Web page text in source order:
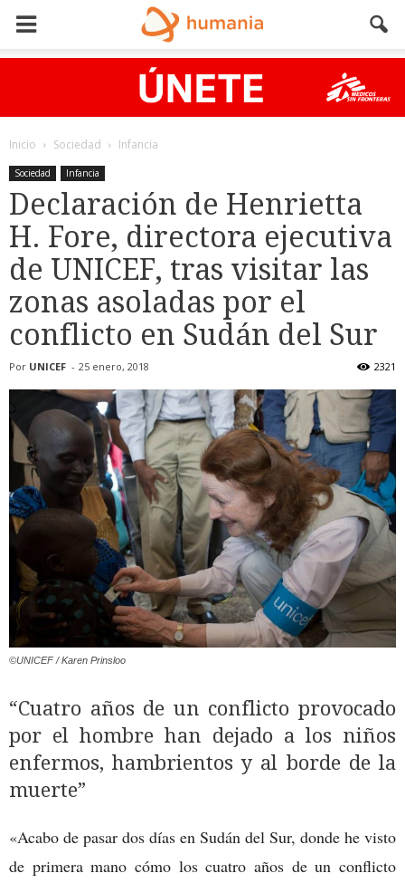
Inicio Sociedad Infancia
Sociedad Infancia
Declaración de Henrietta
H. Fore, directora ejecutiva
de UNICEF, tras visitar las
zonas asoladas por el
conflicto en Sudán del Sur
Por UNICEF - 25 enero, 2018 2321
©UNICEF / Karen Prinsloo
“Cuatro años de un conflicto provocado
por el hombre han dejado a los niños
enfermos, hambrientos y al borde de la
muerte”
«Acabo de pasar dos días en Sudán del Sur, donde he visto
de primera mano cómo los cuatro años de un conflicto